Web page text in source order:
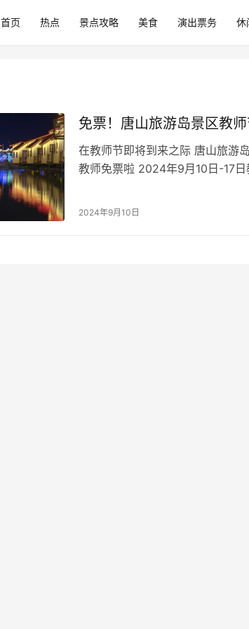
首页 热点 景点攻略 美食 演出票务 休
免票！唐山旅游岛景区教
在教师节即将到来之际 唐山旅游
教师免票啦 2024年9月10日-17
2024年9月10日